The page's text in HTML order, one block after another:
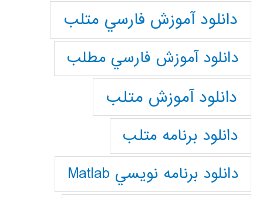
دانلود آموزش فارسي متلب
دانلود آموزش فارسي مطلب
دانلود آموزش متلب
دانلود برنامه متلب
دانلود برنامه نويسي Matlab